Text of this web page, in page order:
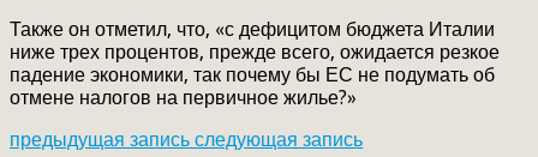
Также он отметил, что, «с дефицитом бюджета Италии
ниже трех процентов, прежде всего, ожидается резкое
падение экономики, так почему бы ЕС не подумать об
отмене налогов на первичное жилье?»
предыдущая запись следующая запись